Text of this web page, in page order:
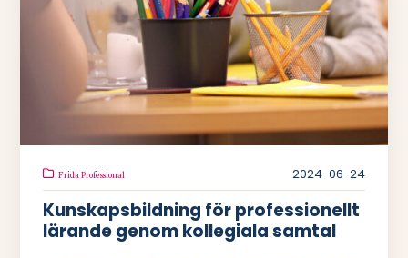
Frida Professional 2024-06-24
Kunskapsbildning för professionellt
lärande genom kollegiala samtal